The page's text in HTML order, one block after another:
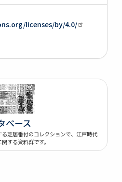
licenses/by/4.0/
ベース
芝居番付のコレクションで、江戸時代
する資料群です。